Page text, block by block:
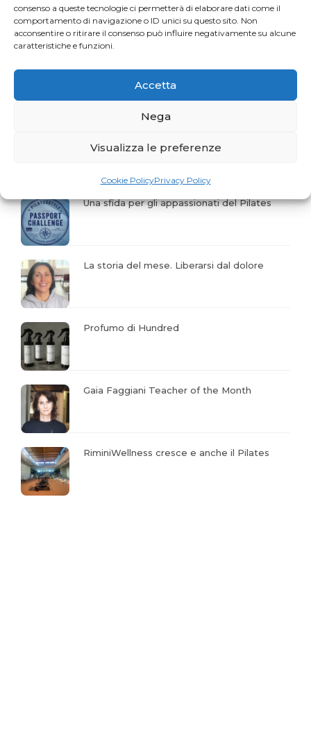
consenso a queste tecnologie ci permetterà di elaborare dati come il
comportamento di navigazione o ID unici su questo sito. Non
acconsentire o ritirare il consenso può influire negativamente su alcune
caratteristiche e funzioni.
Accetta
Nega
Visualizza le preferenze
Cookie PolicyPrivacy Policy
I campi obbligatori sono indicati con*
Articoli recenti
Una sfida per gli appassionati del Pilates
La storia del mese. Liberarsi dal dolore
Profumo di Hundred
Gaia Faggiani Teacher of the Month
RiminiWellness cresce e anche il Pilates